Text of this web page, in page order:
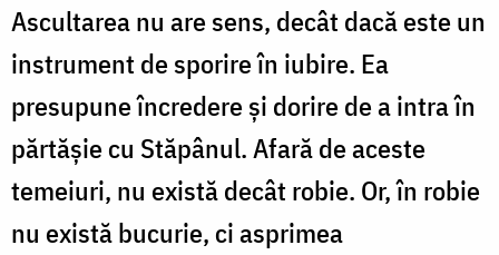
Ascultarea nu are sens, decât dacă este un
instrument de sporire în iubire. Ea
presupune încredere şi dorire de a intra în
părtăşie cu Stăpânul. Afară de aceste
temeiuri, nu există decât robie. Or, în robie
nu există bucurie, ci asprimea